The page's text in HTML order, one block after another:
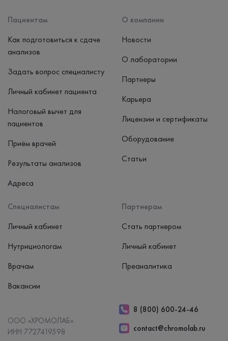
Пациентам
Как подготовиться к сдаче
анализов
Задать вопрос специалисту
Личный кабинет пациента
Налоговый вычет для
пациентов
Приём врачей
Результаты анализов
Адреса
Специалистам
Личный кабинет
Нутрициологам
Врачам
Вакансии
Партнерам
Стать партнером
Личный кабинет
Преаналитика
О компании
Новости
О лаборатории
Партнеры
Карьера
Лицензии и сертификаты
Оборудование
Статьи
ООО «ХРОМОЛАБ»
ИНН 7727419598
8 (800) 600-24-46
contact@chromolab.ru